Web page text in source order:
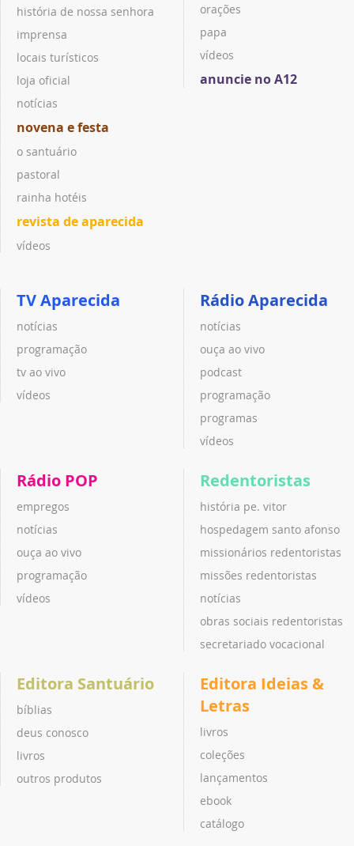
história de nossa senhora
imprensa
locais turísticos
loja oficial
notícias
novena e festa
o santuário
pastoral
rainha hotéis
revista de aparecida
vídeos
orações
papa
vídeos
anuncie no A12
TV Aparecida
notícias
programação
tv ao vivo
vídeos
Rádio Aparecida
notícias
ouça ao vivo
podcast
programação
programas
vídeos
Rádio POP
empregos
notícias
ouça ao vivo
programação
vídeos
Redentoristas
história pe. vitor
hospedagem santo afonso
missionários redentoristas
missões redentoristas
notícias
obras sociais redentoristas
secretariado vocacional
Editora Santuário
bíblias
deus conosco
livros
outros produtos
Editora Ideias &
Letras
livros
coleções
lançamentos
ebook
catálogo